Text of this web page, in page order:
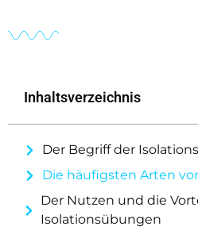
Inhaltsverzeichnis
Der Begriff der
Die häufigsten Arten
Der Nutzen und die
Isolationsübungen